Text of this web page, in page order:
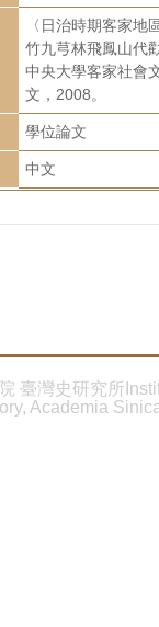
〈日治時期客家地
竹九芎林飛鳳山代
中央大學客家社會
文，2008。
學位論文
中文
臺灣史研究所
Academia